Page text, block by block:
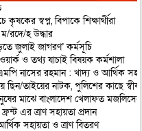
স্বপ্ন, বিপাকে শিক্ষার্থীরা
রদে/হ উদ্ধার
জুলাই জাগরণ’ কর্মসূচি
ও তথ্য যাচাই বিষয়ক কর্মশালা
নাসের রহমান : খাদ্য ও আর্থিক
ছিন/তাইয়ের নাটক, পুলিশের কাছে
মাঝে বাংলাদেশ খেলাফত মজলিসের
ফ্রন্ট এর ত্রাণ সহায়তা প্রদান
সহায়তা ও ত্রাণ বিতরণ